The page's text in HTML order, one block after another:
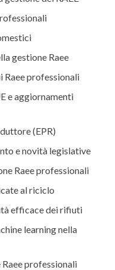
gestione Raee
Raee professionali
e aggiornamenti
(EPR)
e novità legislative
Raee professionali
al riciclo
efficace dei rifiuti
learning nella
professionali